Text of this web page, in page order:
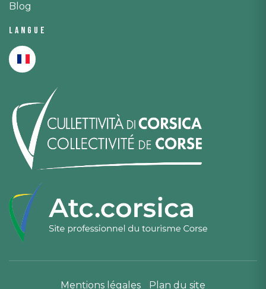
Blog
Langue
Mentions légales Plan du site